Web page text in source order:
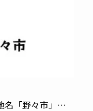
名「野々市」…